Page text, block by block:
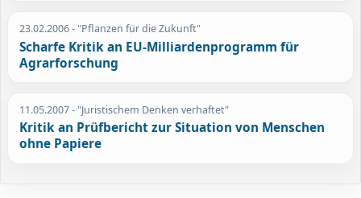
23.02.2006- "Pflanzen für die Zukunft"
Scharfe Kritik an EU-Milliardenprogramm für
Agrarforschung
11.05.2007- "Juristischem Denken verhaftet"
Kritik an Prüfbericht zur Situation von Menschen
ohne Papiere